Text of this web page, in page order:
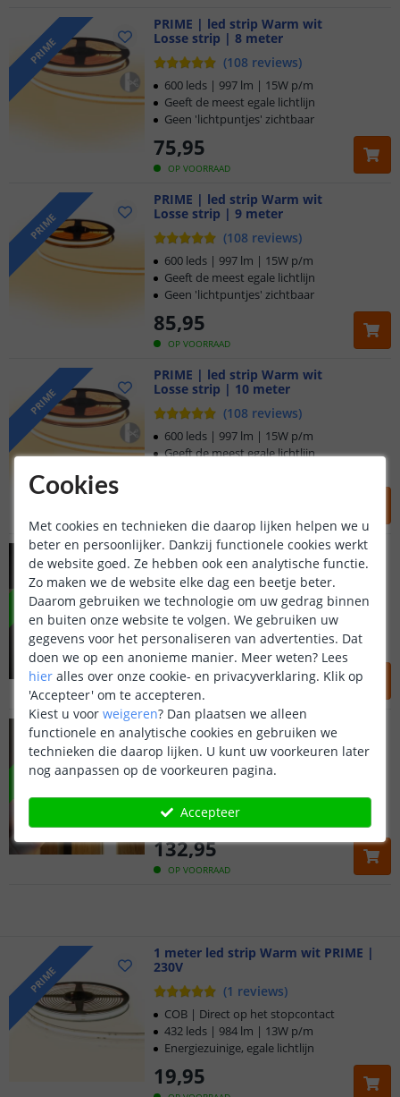
PRIME
PRIME | led strip Warm wit
Losse strip | 8 meter
(108 reviews)
OP VOORRAAD
75,95
600 leds | 997 lm | 15W p/m
Geeft de meest egale lichtlijn
Geen 'lichtpuntjes' zichtbaar
PRIME
PRIME | led strip Warm wit
Losse strip | 9 meter
(108 reviews)
OP VOORRAAD
85,95
600 leds | 997 lm | 15W p/m
Geeft de meest egale lichtlijn
Geen 'lichtpuntjes' zichtbaar
PRIME
PRIME | led strip Warm wit
Losse strip | 10 meter
(108 reviews)
OP VOORRAAD
600 leds | 997 lm | 15W p/m
Geeft de meest egale lichtlijn
NIEUW
10 meter Warm Wit
Knip elke mm | Losse strip
OP VOORRAAD
134,95
Warm wit licht | 2700K
577 lm | 11W p/m | 24V
Flexibel profiel | Egale lichtlijn
NIEUW
10 meter Warm wit ledstrip
inbouwprofiel | Losse strip
( 8 reviews
OP VOORRAAD
132,95
800 lm | 12W p/m | 24V
Flexibel profiel | Egale lichtlijn
Voor 23:45 uur besteld,morgen in huis
5 jaar garantie
Klantbeoordeling 9.1
Voor 23:45 uur besteld,morgen in huis
PRIME
1 meter led strip Warm wit PRIME |
230V
(1 reviews)
19,95
COB | Direct op het stopcontact
432 leds | 984 lm | 13W p/m
Energiezuinige, egale lichtlijn
Cookies
Met cookies en technieken die daarop lijken helpen we u
beter en persoonlijker. Dankzij functionele cookies werkt
de website goed. Ze hebben ook een analytische functie.
Zo maken we de website elke dag een beetje beter.
Daarom gebruiken we technologie om uw gedrag binnen
en buiten onze website te volgen. We gebruiken uw
gegevens voor het personaliseren van advertenties. Dat
doen we op een anonieme manier. Meer weten? Lees
hier alles over onze cookie- en privacyverklaring. Klik op
'Accepteer' om te accepteren.
Kiest u voor weigeren? Dan plaatsen we alleen
functionele en analytische cookies en gebruiken we
technieken die daarop lijken. U kunt uw voorkeuren later
nog aanpassen op de voorkeuren pagina.
Accepteer